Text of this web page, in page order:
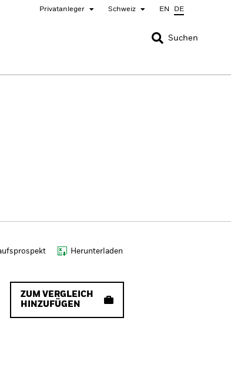
Privatanleger Schweiz EN DE
SCHLIESSEN
SCHLIESSEN
Suchen
Herunterladen
ZUM VERGLEICH
HINZUFÜGEN